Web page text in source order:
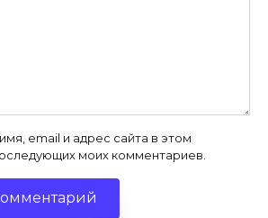
email и адрес сайта в этом
моих комментариев.